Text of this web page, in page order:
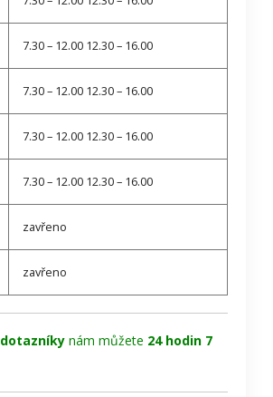
7.30 – 12.00 12.30 – 16.00
7.30 – 12.00 12.30 – 16.00
7.30 – 12.00 12.30 – 16.00
7.30 – 12.00 12.30 – 16.00
zavřeno
zavřeno
dotazníky nám můžete 24 hodin 7